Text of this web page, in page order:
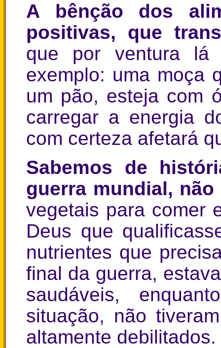
A bênção dos
positivas, que
que por ventura lá
exemplo: uma moça
um pão, esteja com
carregar a energia
com certeza afetará
Sabemos de
guerra mundial,
vegetais para comer
Deus que
nutrientes que
final da guerra,
saudáveis,
situação, não
altamente debilitados.